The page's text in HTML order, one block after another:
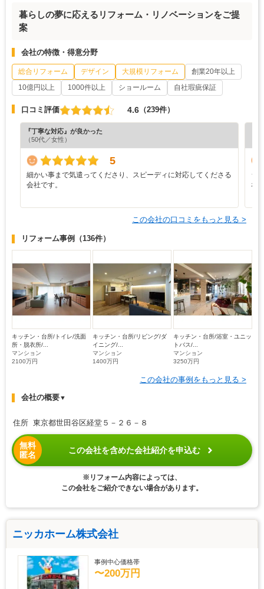
暮らしの夢に応えるリフォーム・リノベーションをご提
案
会社の特徴・得意分野
総合リフォーム デザイン 大規模リフォーム
創業20年以上
10億円以上
1000件以上 ショールーム 自社瑕疵保証
口コミ評価 4.6 （239件）
『丁寧な対応』が良かった
（50代／女性）
5
細かい事まで気遣ってくださり、スピーディに対応してくださる
会社です。
シ
な
この会社の口コミをもっと見る >
リフォーム事例 （136件）
キッチン・台所/トイレ/洗面
所・脱衣所/...
マンション
2100万円
キッチン・台所/リビング/ダ
イニング/...
マンション
1400万円
キッチン・台所/浴室・ユニッ
トバス/...
マンション
3250万円
この会社の事例をもっと見る >
会社の概要▼
住所 東京都世田谷区経堂５－２６－８
無料
匿名
この会社を含めた会社紹介を申込む
※リフォーム内容によっては、
この会社をご紹介できない場合があります。
ニッカホーム株式会社
事例中心価格帯
〜200万円